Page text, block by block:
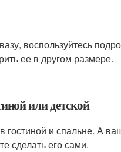
воспользуйтесь
ее в другом размере.
или детской
гостиной и спальне. А
сделать его сами.